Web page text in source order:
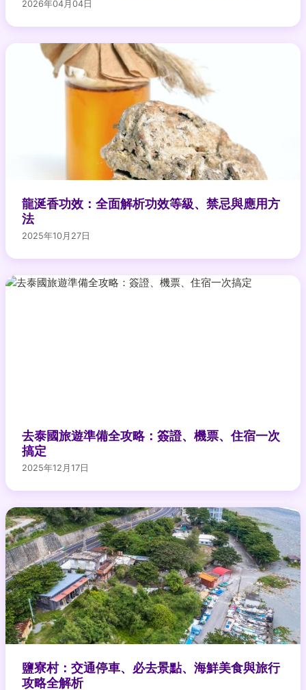
2026年04月04日
龍涎香功效：全面解析功效等級、禁忌與應用方
法
2025年10月27日
去泰國旅遊準備全攻略：簽證、機票、住宿一次
搞定
2025年12月17日
鹽寮村：交通停車、必去景點、海鮮美食與旅行
攻略全解析